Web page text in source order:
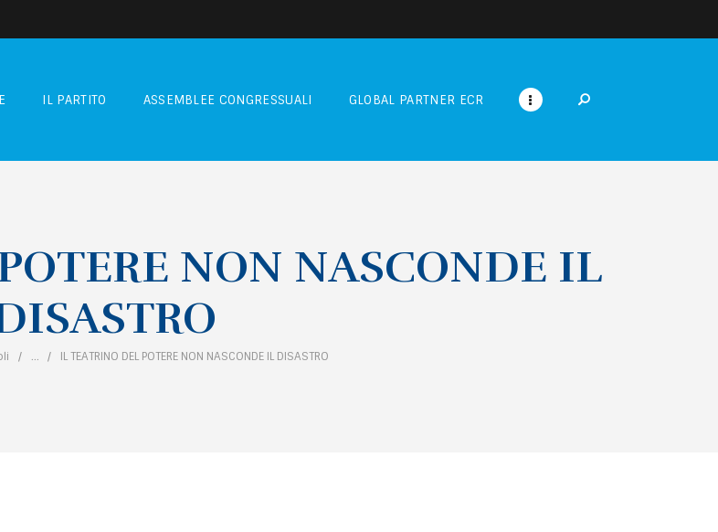
IL PARTITO ASSEMBLEE CONGRESSUALI GLOBAL PARTNER ECR
NON NASCONDE IL
... IL TEATRINO DEL POTERE NON NASCONDE IL DISASTRO